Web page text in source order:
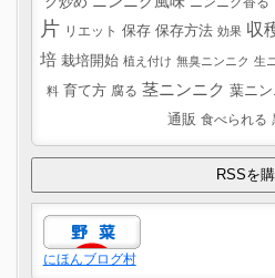
片 リエット 保存 保存方法 効果 収
培 栽培開始 植え付け 無臭ニンニク 生
料 育て方 腐る 茎ニンニク 葉ニン
通販 食べられる
にほんブログ村